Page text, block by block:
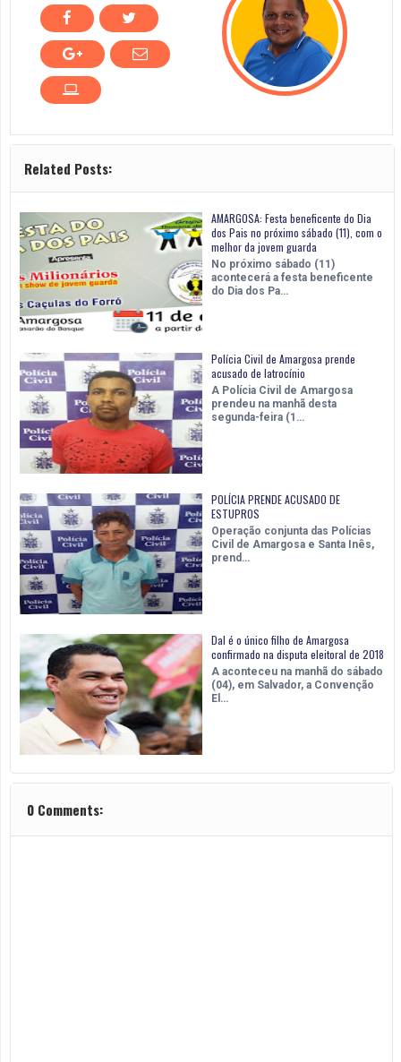
Related Posts:
AMARGOSA: Festa beneficente do Dia
dos Pais no próximo sábado (11), com o
melhor da jovem guarda
No próximo sábado (11)
acontecerá a festa beneficente
do Dia dos Pa…
Polícia Civil de Amargosa prende
acusado de latrocínio
A Polícia Civil de Amargosa
prendeu na manhã desta
segunda-feira (1…
POLÍCIA PRENDE ACUSADO DE
ESTUPROS
Operação conjunta das Polícias
Civil de Amargosa e Santa Inês,
prend…
Dal é o único filho de Amargosa
confirmado na disputa eleitoral de 2018
A aconteceu na manhã do sábado
(04), em Salvador, a Convenção
El…
0 Comments: